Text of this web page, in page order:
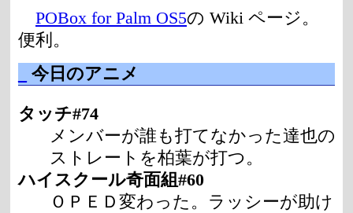
POBox for Palm OS5の Wiki ページ。
便利。
今日のアニメ
タッチ#74
メンバーが誰も打てなかった達也の
ストレートを柏葉が打つ。
ハイスクール奇面組#60
ＯＰＥＤ変わった。ラッシーが助け